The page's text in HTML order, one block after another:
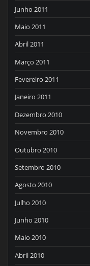
Junho 2011
Maio 2011
Abril 2011
Março 2011
Fevereiro 2011
Janeiro 2011
Dezembro 2010
Novembro 2010
Outubro 2010
Setembro 2010
Agosto 2010
Julho 2010
Junho 2010
Maio 2010
Abril 2010